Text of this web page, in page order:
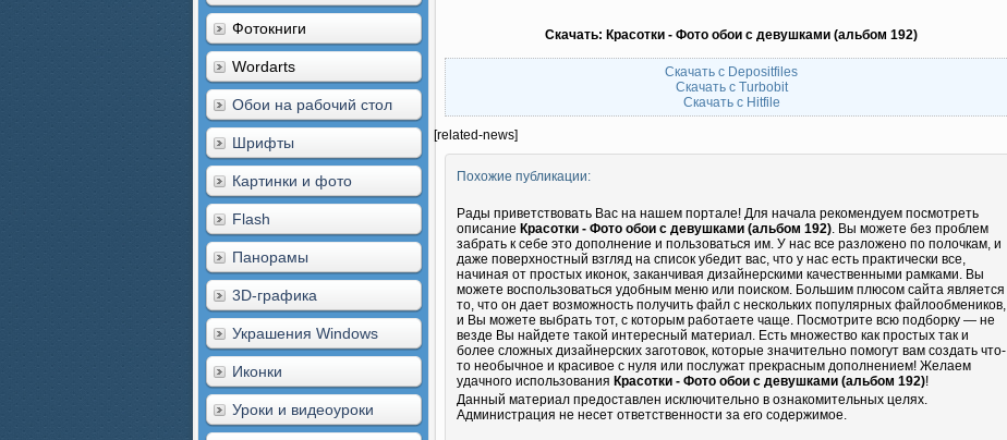
Фотокниги
Wordarts
Обои на рабочий стол
Шрифты
Картинки и фото
Flash
Панорамы
3D-графика
Украшения Windows
Иконки
Уроки и видеоуроки
Скачать: Красотки - Фото обои с девушками (альбом 192)
Скачать с Depositfiles
Скачать с Turbobit
Скачать с Hitfile
[related-news]
Похожие публикации:
Рады приветствовать Вас на нашем портале! Для начала рекомендуем посмотреть
описание Красотки - Фото обои с девушками (альбом 192). Вы можете без проблем
забрать к себе это дополнение и пользоваться им. У нас все разложено по полочкам, и
даже поверхностный взгляд на список убедит вас, что у нас есть практически все,
начиная от простых иконок, заканчивая дизайнерскими качественными рамками. Вы
можете воспользоваться удобным меню или поиском. Большим плюсом сайта является
то, что он дает возможность получить файл с нескольких популярных файлообмеников,
и Вы можете выбрать тот, с которым работаете чаще. Посмотрите всю подборку — не
везде Вы найдете такой интересный материал. Есть множество как простых так и
более сложных дизайнерских заготовок, которые значительно помогут вам создать что-
то необычное и красивое с нуля или послужат прекрасным дополнением! Желаем
удачного использования Красотки - Фото обои с девушками (альбом 192)!
Данный материал предоставлен исключительно в ознакомительных целях.
Администрация не несет ответственности за его содержимое.